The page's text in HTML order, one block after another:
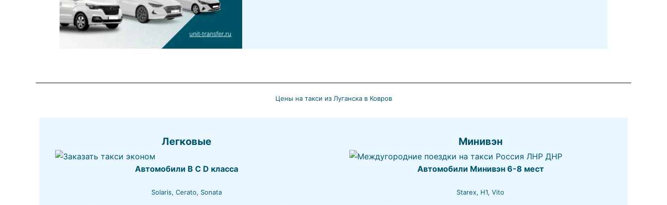
Цены на такси из Луганска в Ковров
Легковые
Автомобили B C D класса
Solaris, Cerato, Sonata
Минивэн
Автомобили Минивэн 6-8 мест
Starex, H1, Vito